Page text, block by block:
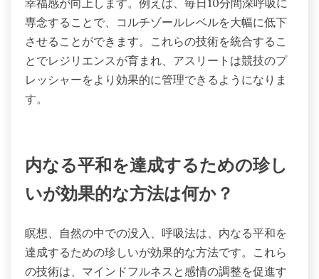
アスリートはマインドフルネス、深呼吸、視覚化を
実践することで、リラクゼーション技術を効果的に
ルーチンに組み込むことができます。これらの方法
はストレスや不安を軽減し、メンタルの明瞭さと集
中力を促進します。これらの実践のために定期的に
させることができます。これらの技術を統合するこ
とでレジリエンスが育まれ、アスリートは競技のプ
レッシャーをより効果的に管理できるようになりま
す。